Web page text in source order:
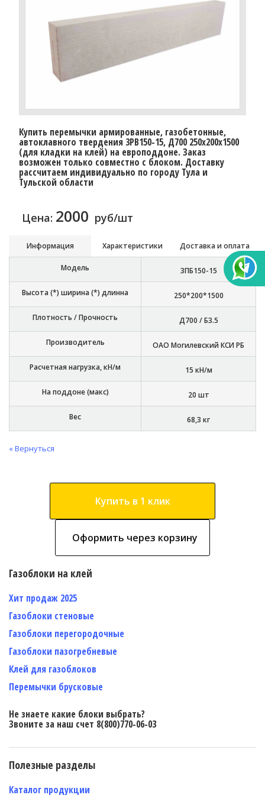
Купить перемычки армированные, газобетонные,
автоклавного твердения 3PB150-15, Д700 250х200х1500
(для кладки на клей) на европоддоне. Заказ
возможен только совместно с блоком. Доставку
расcчитаем индивидуально по городу Тула и
Тульской области
Цена: 2000 руб/шт
Информация Характеристики Доставка и оплата
Модель 3ПБ150-15
Высота (*) ширина (*) длинна 250*200*1500
Плотность / Прочность Д700 / Б3.5
Производитель ОАО Могилевский КСИ РБ
Расчетная нагрузка, кН/м 15 кН/м
На поддоне (макс) 20 шт
Вес 68,3 кг
« Вернуться
Купить в 1 клик
Оформить через корзину
Газоблоки на клей
Хит продаж 2025
Газоблоки стеновые
Газоблоки перегородочные
Газоблоки пазогребневые
Клей для газоблоков
Перемычки брусковые
Не знаете какие блоки выбрать?
Звоните за наш счет 8(800)770-06-03
Полезные разделы
Каталог продукции